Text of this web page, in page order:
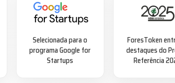
Selecionada para o
programa Google for
Startups
ForesToken
destaques do
Referência